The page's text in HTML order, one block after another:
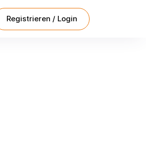
Registrieren / Login